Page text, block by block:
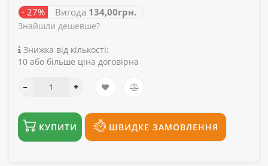
- 27% Вигода 134,00грн.
Знайшли дешевше?
Знижка від кількості:
10 або більше ціна договірна
КУПИТИ ШВИДКЕ ЗАМОВЛЕННЯ